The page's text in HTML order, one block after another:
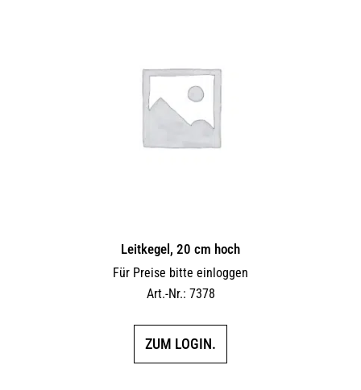
Leitkegel, 20 cm hoch
Für Preise bitte einloggen
Art.-Nr.: 7378
ZUM LOGIN.